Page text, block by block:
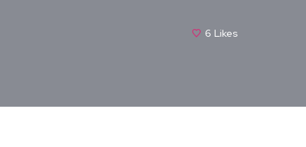
6 Likes